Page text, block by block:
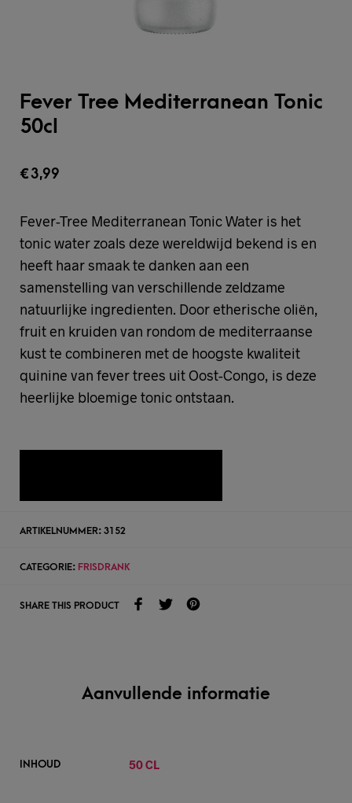
Fever Tree Mediterranean Tonic
50cl
€3,99
Fever-Tree Mediterranean Tonic Water is het
tonic water zoals deze wereldwijd bekend is en
heeft haar smaak te danken aan een
samenstelling van verschillende zeldzame
natuurlijke ingredienten. Door etherische oliën,
fruit en kruiden van rondom de mediterraanse
kust te combineren met de hoogste kwaliteit
quinine van fever trees uit Oost-Congo, is deze
heerlijke bloemige tonic ontstaan.
ARTIKELNUMMER: 3152
CATEGORIE: FRISDRANK
SHARE THIS PRODUCT
Aanvullende informatie
INHOUD 50 CL